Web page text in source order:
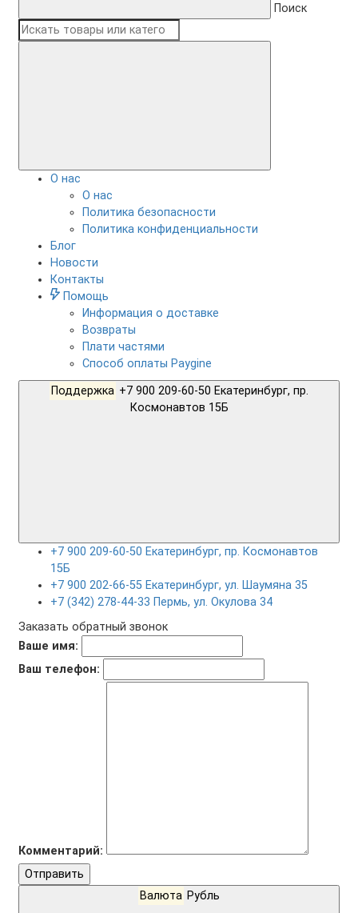
Поиск
О нас
О нас
Политика безопасности
Политика конфиденциальности
Блог
Новости
Контакты
Помощь
Информация о доставке
Возвраты
Плати частями
Способ оплаты Paygine
Поддержка +7 900 209-60-50 Екатеринбург, пр.
+7 900 209-60-50 Екатеринбург, пр. Космонавтов
15Б
+7 900 202-66-55 Екатеринбург, ул. Шаумяна 35
+7 (342) 278-44-33 Пермь, ул. Окулова 34
Заказать обратный звонок
Ваше имя:
Ваш телефон:
Комментарий:
Отправить
Валюта Рубль